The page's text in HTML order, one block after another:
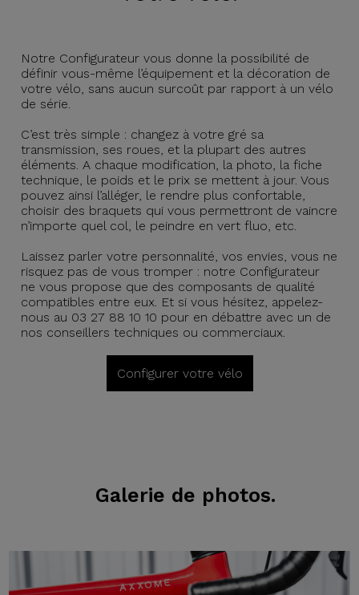
Notre Configurateur vous donne la possibilité de
définir vous-même l’équipement et la décoration de
votre vélo, sans aucun surcoût par rapport à un vélo
de série.
C’est très simple : changez à votre gré sa
transmission, ses roues, et la plupart des autres
éléments. A chaque modification, la photo, la fiche
technique, le poids et le prix se mettent à jour. Vous
pouvez ainsi l’alléger, le rendre plus confortable,
choisir des braquets qui vous permettront de vaincre
n’importe quel col, le peindre en vert fluo, etc.
Laissez parler votre personnalité, vos envies, vous ne
risquez pas de vous tromper : notre Configurateur
ne vous propose que des composants de qualité
compatibles entre eux. Et si vous hésitez, appelez-
nous au 03 27 88 10 10 pour en débattre avec un de
nos conseillers techniques ou commerciaux.
Configurer votre vélo
Galerie de photos.